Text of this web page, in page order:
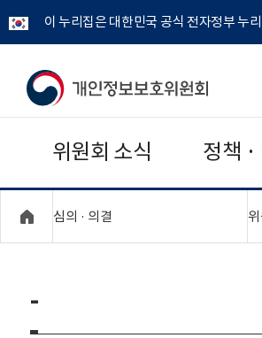
이 누리집은 대한민국 공식 전자정부 누
개
보
보
위
위원회 소식 정책 ·
심의 · 의결
-